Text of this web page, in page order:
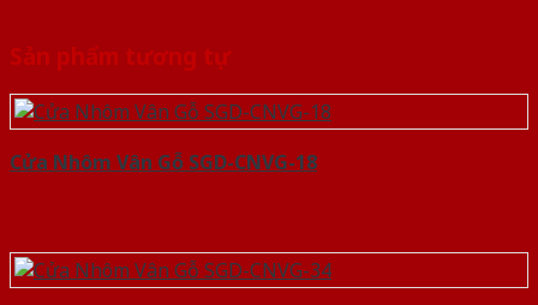
Sản phẩm tương tự
Cửa Nhôm Vân Gỗ SGD-CNVG-18